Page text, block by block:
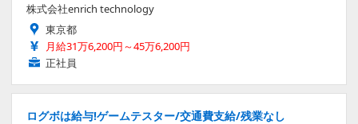
株式会社enrich technology
東京都
月給31万6,200円～45万6,200円
正社員
ログボは給与!ゲームテスター/交通費支給/残業なし